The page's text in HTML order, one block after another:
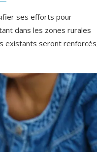
ses efforts pour
dans les zones rurales
existants seront